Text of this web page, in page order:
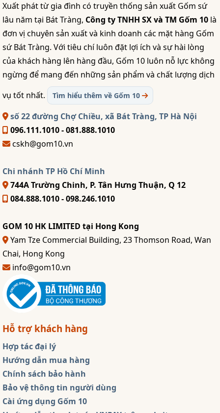
Xuất phát từ gia đình có truyền thống sản xuất Gốm sứ
lâu năm tại Bát Tràng, Công ty TNHH SX và TM Gốm 10 là
đơn vị chuyên sản xuất và kinh doanh các mặt hàng Gốm
sứ Bát Tràng. Với tiêu chí luôn đặt lợi ích và sự hài lòng
của khách hàng lên hàng đầu, Gốm 10 luôn nỗ lực không
ngừng để mang đến những sản phẩm và chất lượng dịch
vụ tốt nhất.
Tìm hiểu thêm về Gốm 10
số 22 đường Chợ Chiều, xã Bát Tràng, TP Hà Nội
096.111.1010 - 081.888.1010
cskh@gom10.vn
Chi nhánh TP Hồ Chí Minh
744A Trường Chinh, P. Tân Hưng Thuận, Q 12
084.888.1010 - 098.246.1010
GOM 10 HK LIMITED tại Hong Kong
Yam Tze Commercial Building, 23 Thomson Road, Wan
Chai, Hong Kong
info@gom10.vn
Hỗ trợ khách hàng
Hợp tác đại lý
Hướng dẫn mua hàng
Chính sách bảo hành
Bảo vệ thông tin người dùng
Cài ứng dụng Gốm 10